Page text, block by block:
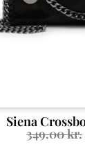
Siena
349.00kr.